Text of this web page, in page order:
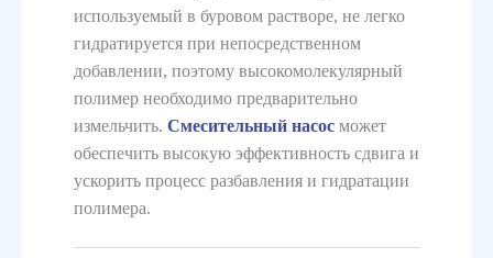
используемый в буровом растворе, не легко
гидратируется при непосредственном
добавлении, поэтому высокомолекулярный
полимер необходимо предварительно
измельчить. Смесительный насосможет
обеспечить высокую эффективность сдвига и
ускорить процесс разбавления и гидратации
полимера.